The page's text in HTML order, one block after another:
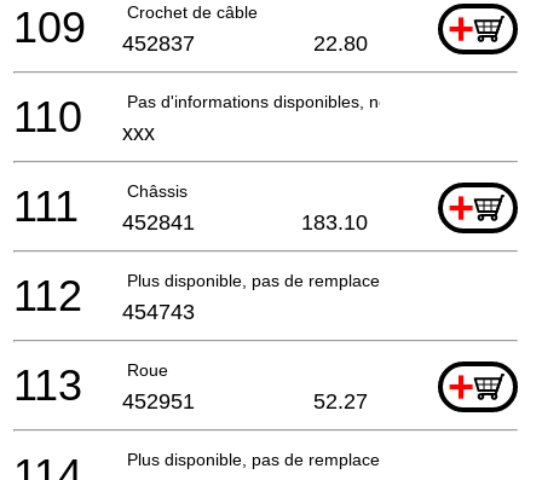
Crochet de câble +
109 452837 22.80
Pas d'informations disponibles, non commandable
110 xxx
Châssis +
111 452841 183.10
Plus disponible, pas de remplacement
112 454743
Roue +
113 452951 52.27
Plus disponible, pas de remplacement